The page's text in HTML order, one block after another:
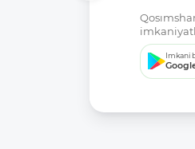
Imkani